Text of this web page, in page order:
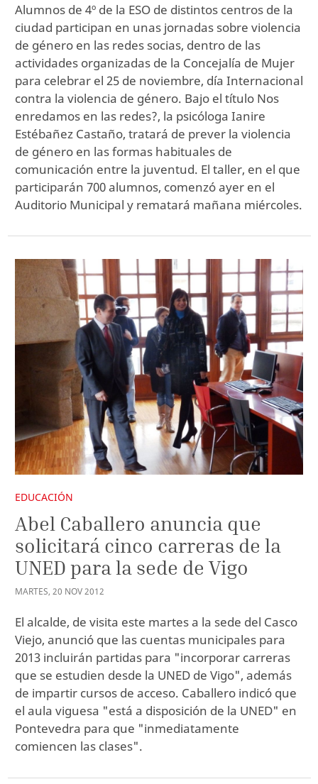
Alumnos de 4º de la ESO de distintos centros de la
ciudad participan en unas jornadas sobre violencia
de género en las redes socias, dentro de las
actividades organizadas de la Concejalía de Mujer
para celebrar el 25 de noviembre, día Internacional
contra la violencia de género. Bajo el título Nos
enredamos en las redes?, la psicóloga Ianire
Estébañez Castaño, tratará de prever la violencia
de género en las formas habituales de
comunicación entre la juventud. El taller, en el que
participarán 700 alumnos, comenzó ayer en el
Auditorio Municipal y rematará mañana miércoles.
EDUCACIÓN
Abel Caballero anuncia que
solicitará cinco carreras de la
UNED para la sede de Vigo
MARTES, 20 NOV2012
El alcalde, de visita este martes a la sede del Casco
Viejo, anunció que las cuentas municipales para
2013 incluirán partidas para "incorporar carreras
que se estudien desde la UNED de Vigo", además
de impartir cursos de acceso. Caballero indicó que
el aula viguesa "está a disposición de la UNED" en
Pontevedra para que "inmediatamente
comiencen las clases".